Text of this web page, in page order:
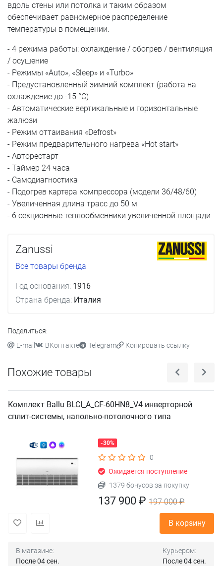
вдоль стены или потолка и таким образом
обеспечивает равномерное распределение
температуры в помещении.
- 4 режима работы: охлаждение / обогрев / вентиляция
/ осушение
- Режимы «Auto», «Sleep» и «Turbo»
- Предустановленный зимний комплект (работа на
охлаждение до -15 °С)
- Автоматические вертикальные и горизонтальные
жалюзи
- Режим оттаивания «Defrost»
- Режим предварительного нагрева «Hot start»
- Авторестарт
- Таймер 24 часа
- Самодиагностика
- Подогрев картера компрессора (модели 36/48/60)
- Увеличенная длина трасс до 50 м
- 6 секционные теплообменники увеличенной площади
Zanussi
Все товары бренда
Год основания: 1916
Страна бренда: Италия
Поделиться:
E-mail
ВКонтакте Telegram Копировать ссылку
Похожие товары
Комплект Ballu BLCI_A_CF-60HN8_V4 инверторной
сплит-системы, напольно-потолочного типа
-30%
0
Ожидается поступление
1379 бонусов за покупку
137 900 ₽197 000 ₽
В корзину
В магазине:
После 04 сен.
Курьером:
После 04 сен.